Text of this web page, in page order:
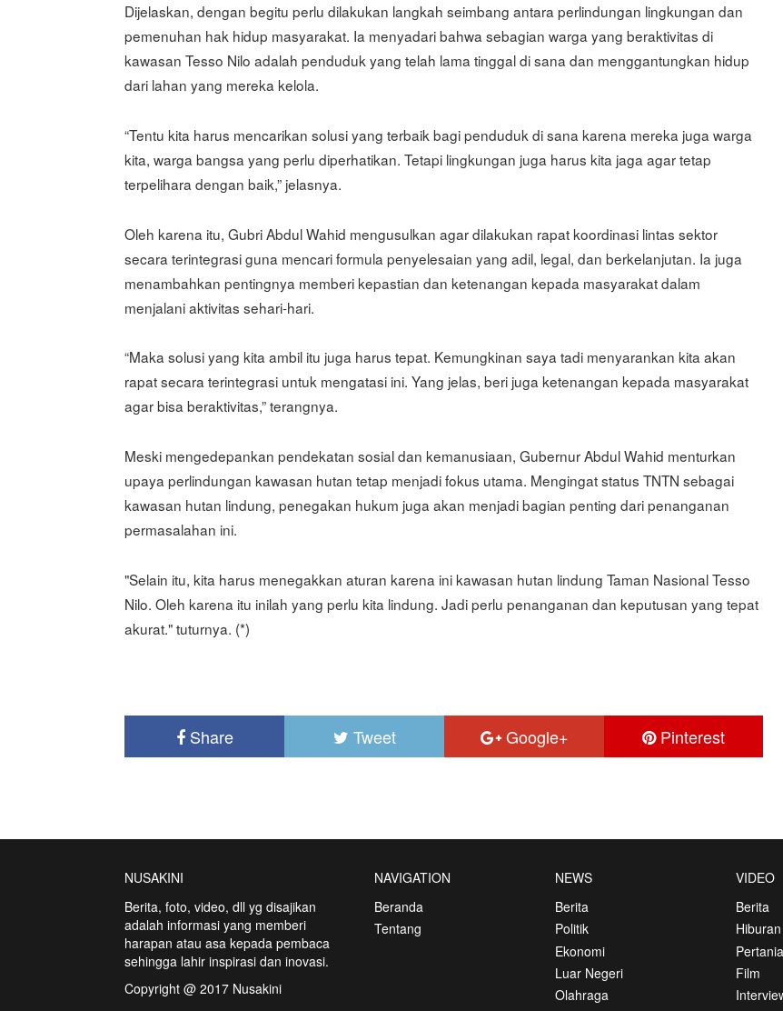
Dijelaskan, dengan begitu perlu dilakukan langkah seimbang antara perlindungan lingkungan dan
pemenuhan hak hidup masyarakat. Ia menyadari bahwa sebagian warga yang beraktivitas di
kawasan Tesso Nilo adalah penduduk yang telah lama tinggal di sana dan menggantungkan hidup
dari lahan yang mereka kelola.
“Tentu kita harus mencarikan solusi yang terbaik bagi penduduk di sana karena mereka juga warga
kita, warga bangsa yang perlu diperhatikan. Tetapi lingkungan juga harus kita jaga agar tetap
terpelihara dengan baik,” jelasnya.
Oleh karena itu, Gubri Abdul Wahid mengusulkan agar dilakukan rapat koordinasi lintas sektor
secara terintegrasi guna mencari formula penyelesaian yang adil, legal, dan berkelanjutan. Ia juga
menambahkan pentingnya memberi kepastian dan ketenangan kepada masyarakat dalam
menjalani aktivitas sehari-hari.
“Maka solusi yang kita ambil itu juga harus tepat. Kemungkinan saya tadi menyarankan kita akan
rapat secara terintegrasi untuk mengatasi ini. Yang jelas, beri juga ketenangan kepada masyarakat
agar bisa beraktivitas,” terangnya.
Meski mengedepankan pendekatan sosial dan kemanusiaan, Gubernur Abdul Wahid menturkan
upaya perlindungan kawasan hutan tetap menjadi fokus utama. Mengingat status TNTN sebagai
kawasan hutan lindung, penegakan hukum juga akan menjadi bagian penting dari penanganan
permasalahan ini.
"Selain itu, kita harus menegakkan aturan karena ini kawasan hutan lindung Taman Nasional Tesso
Nilo. Oleh karena itu inilah yang perlu kita lindung. Jadi perlu penanganan dan keputusan yang tepat
akurat." tuturnya. (*)
Share Tweet Google+ Pinterest
NUSAKINI
Berita, foto, video, dll yg disajikan
adalah informasi yang memberi
harapan atau asa kepada pembaca
sehingga lahir inspirasi dan inovasi.
Copyright @ 2017 Nusakini
NAVIGATION
Beranda
Tentang
NEWS
Berita
Politik
Ekonomi
Luar Negeri
Olahraga
VIDEO
Berita
Hiburan
Film